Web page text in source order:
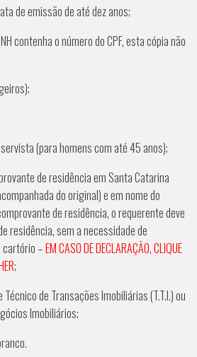
de emissão de até dez anos;
contenha o número do CPF, esta cópia não
(para homens com até 45 anos);
de residência em Santa Catarina
do original) e em nome do
de residência, o requerente deve
residência, sem a necessidade de
cartório –EM CASO DE DECLARAÇÃO, CLIQUE
;
de Transações Imobiliárias (T.T.I.) ou
Imobiliários;